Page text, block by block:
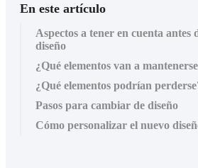
En este artículo
Aspectos a tener en cuenta antes
diseño
¿Qué elementos van a
¿Qué elementos podrían
Pasos para cambiar de diseño
Cómo personalizar el nuevo